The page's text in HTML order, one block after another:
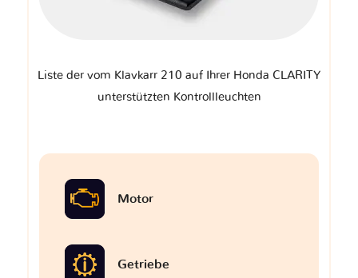
Liste der vom Klavkarr 210 auf Ihrer Honda CLARITY
unterstützten Kontrollleuchten
Motor
Getriebe